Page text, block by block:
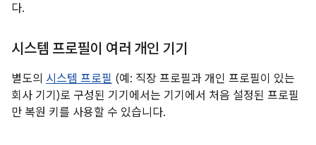
다.
시스템 프로필이 여러 개인 기기
별도의 시스템 프로필 (예: 직장 프로필과 개인 프로필이 있는
회사 기기)로 구성된 기기에서는 기기에서 처음 설정된 프로필
만 복원 키를 사용할 수 있습니다.